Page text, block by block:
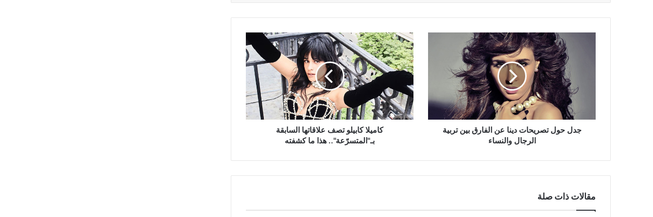
الرجال
والنساءجدل حول تصريحات دينا عن الفارق بين تربية
الرجال والنساء
كاميلا
كابيلو
تصف
علاقاتها
السابقة
بـ"المتسرّعة"..
هذا
ما
كشفته
كاميلا كابيلو تصف علاقاتها السابقة
بـ"المتسرّعة".. هذا ما كشفته
مقالات ذات صلة